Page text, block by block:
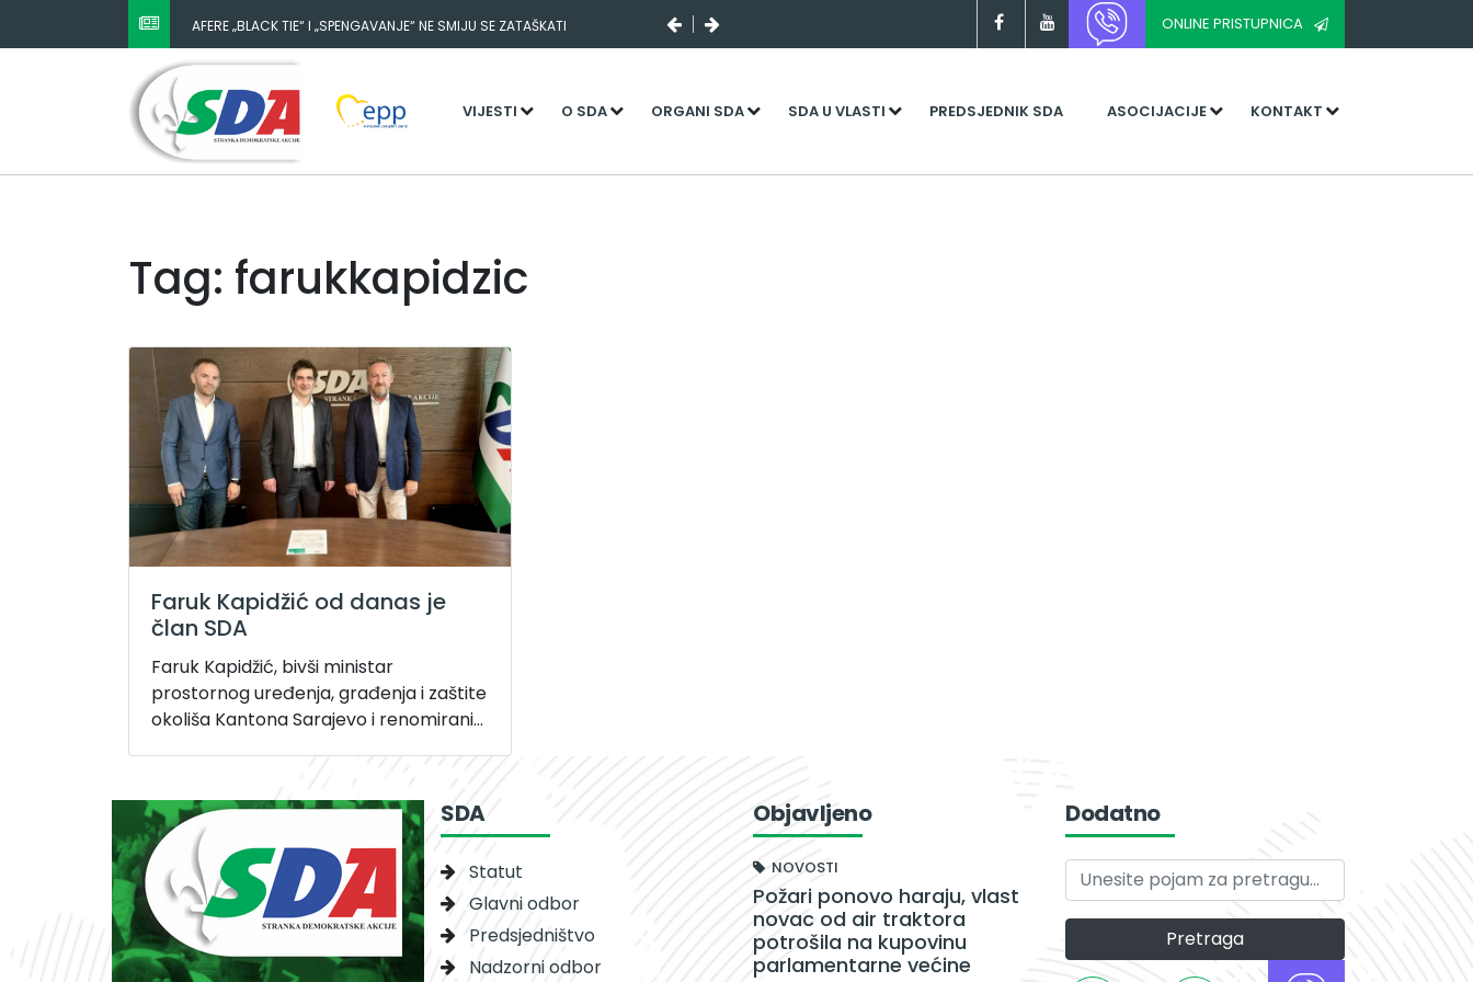
AFERE „BLACK TIE“ I „SPENGAVANJE“ NE SMIJU SE ZATAŠKATI ONLINE PRISTUPNICA
VIJESTI O SDA ORGANI SDA SDA U VLASTI PREDSJEDNIK SDA ASOCIJACIJE KONTAKT
Tag: farukkapidzic
Faruk Kapidžić od danas je
član SDA
Faruk Kapidžić, bivši ministar
prostornog uređenja, građenja i zaštite
okoliša Kantona Sarajevo i renomirani...
SDA
Statut
Glavni odbor
Predsjedništvo
Nadzorni odbor
Objavljeno
NOVOSTI
Požari ponovo haraju, vlast
novac od air traktora
potrošila na kupovinu
parlamentarne većine
Dodatno
Pretraga